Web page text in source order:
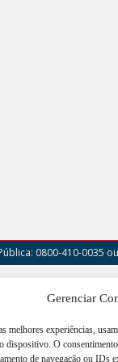
Gerenciar
melhores experiências,
dispositivo. O
de navegação ou IDs
0800-410-0035
Cruz Machado,
de segunda a